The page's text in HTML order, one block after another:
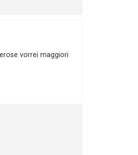
vorrei maggiori